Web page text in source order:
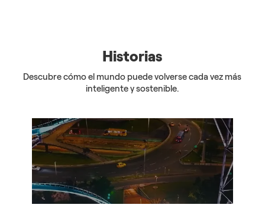
Historias
Descubre cómo el mundo puede volverse cada vez más
inteligente y sostenible.